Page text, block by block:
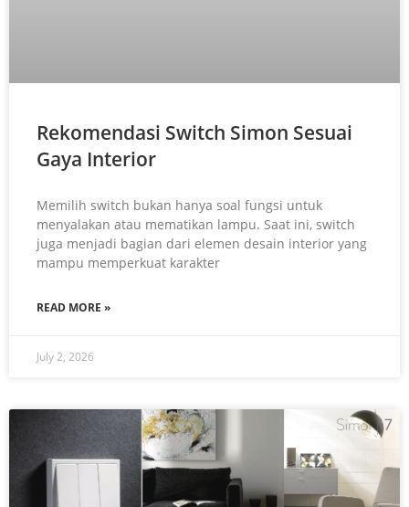
Rekomendasi Switch Simon Sesuai
Gaya Interior
Memilih switch bukan hanya soal fungsi untuk
menyalakan atau mematikan lampu. Saat ini, switch
juga menjadi bagian dari elemen desain interior yang
mampu memperkuat karakter
READ MORE »
July 2, 2026